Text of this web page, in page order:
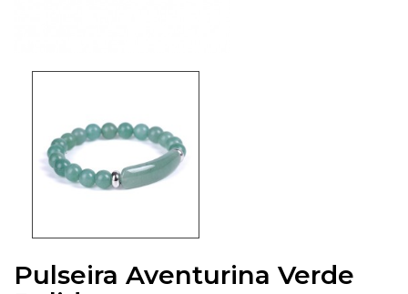
Pulseira Aventurina Verde